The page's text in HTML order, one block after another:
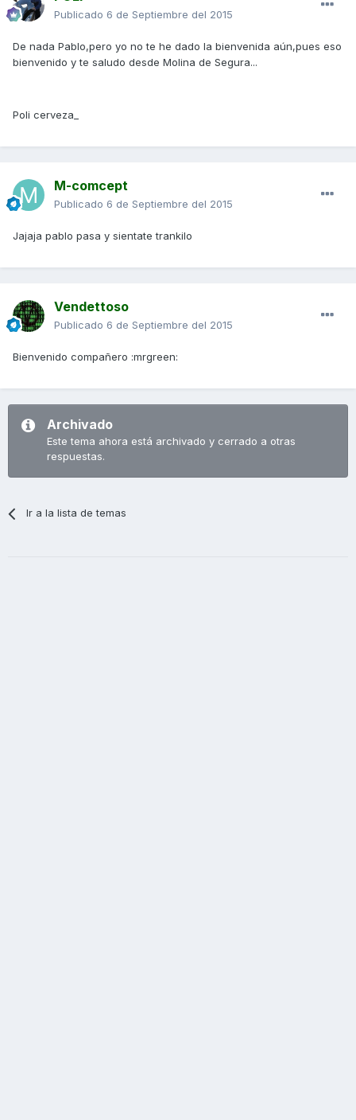
Publicado 6 de Septiembre del 2015
De nada Pablo,pero yo no te he dado la bienvenida aún,pues eso
bienvenido y te saludo desde Molina de Segura...
Poli cerveza_
M-comcept
Publicado 6 de Septiembre del 2015
Jajaja pablo pasa y sientate trankilo
Vendettoso
Publicado 6 de Septiembre del 2015
Bienvenido compañero :mrgreen:
Archivado
Este tema ahora está archivado y cerrado a otras
respuestas.
Ir a la lista de temas